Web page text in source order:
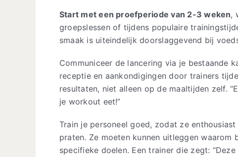
Start met een proefperiode van 2-3 weken,
groepslessen of tijdens populaire
smaak is uiteindelijk doorslaggevend bij
Communiceer de lancering via je bestaande
receptie en aankondigingen door trainers
resultaten, niet alleen op de maaltijden zelf.
je workout eet!”
Train je personeel goed, zodat ze
praten. Ze moeten kunnen uitleggen
specifieke doelen. Een trainer die zegt: